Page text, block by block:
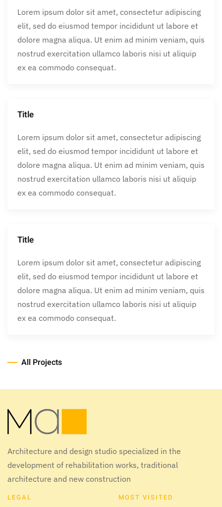
Lorem ipsum dolor sit amet, consectetur adipiscing
elit, sed do eiusmod tempor incididunt ut labore et
dolore magna aliqua. Ut enim ad minim veniam, quis
nostrud exercitation ullamco laboris nisi ut aliquip
ex ea commodo consequat.
Title
Lorem ipsum dolor sit amet, consectetur adipiscing
elit, sed do eiusmod tempor incididunt ut labore et
dolore magna aliqua. Ut enim ad minim veniam, quis
nostrud exercitation ullamco laboris nisi ut aliquip
ex ea commodo consequat.
Title
Lorem ipsum dolor sit amet, consectetur adipiscing
elit, sed do eiusmod tempor incididunt ut labore et
dolore magna aliqua. Ut enim ad minim veniam, quis
nostrud exercitation ullamco laboris nisi ut aliquip
ex ea commodo consequat.
All Projects
Architecture and design studio specialized in the
development of rehabilitation works, traditional
architecture and new construction
LEGAL MOST VISITED